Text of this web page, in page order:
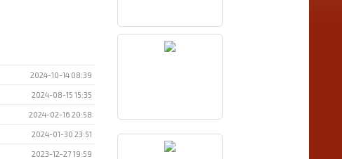
2024-10-14 08:39
2024-08-15 15:35
2024-02-16 20:58
2024-01-30 23:51
2023-12-27 19:59